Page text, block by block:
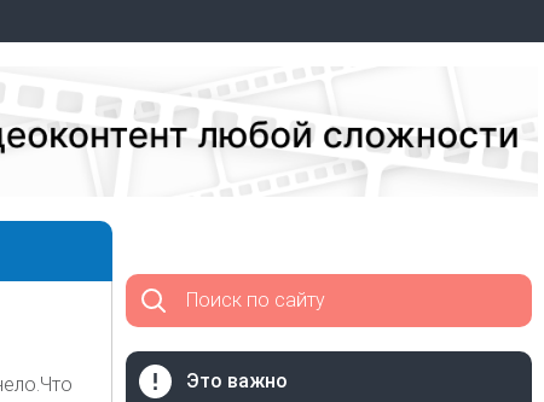
Поиск по сайту
Это важно